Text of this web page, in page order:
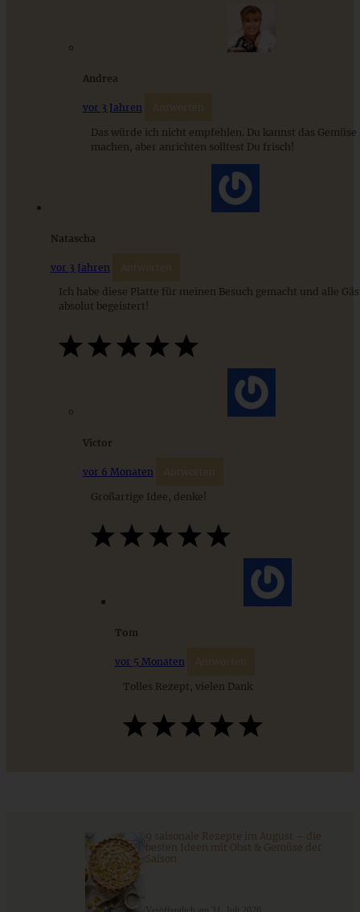
Loaded Hummus – das beste und einfachste Rezept
Klassischer Caesar Salat / Caesar Salad
nur 10 Minuten
Andrea
vor 3 Jahren Antworten
Das würde ich nicht empfehlen. Du kannst das Gemüse
machen, aber anrichten solltest Du frisch!
Natascha
vor 3 Jahren Antworten
Ich habe diese Platte für meinen Besuch gemacht und alle
absolut begeistert!
Victor
vor 6 Monaten Antworten
Großartige Idee, denke!
Tom
vor 5 Monaten Antworten
Tolles Rezept, vielen Dank
9 saisonale Rezepte im August – die
besten Ideen mit Obst & Gemüse der
Saison